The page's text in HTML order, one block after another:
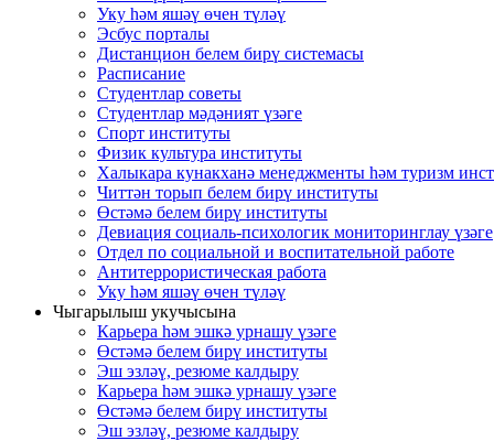
Уку һәм яшәү өчен түләү
Эсбус порталы
Дистанцион белем бирү системасы
Расписание
Студентлар советы
Студентлар мәдәният үзәге
Спорт институты
Физик культура институты
Халыкара кунакханә менеджменты һәм туризм
Читтән торып белем бирү институты
Өстәмә белем бирү институты
Девиация социаль-психологик мониторинглау үзәге
Отдел по социальной и воспитательной работе
Антитеррористическая работа
Уку һәм яшәү өчен түләү
Чыгарылыш укучысына
Карьера һәм эшкә урнашу үзәге
Өстәмә белем бирү институты
Эш эзләү, резюме калдыру
Карьера һәм эшкә урнашу үзәге
Өстәмә белем бирү институты
Эш эзләү, резюме калдыру